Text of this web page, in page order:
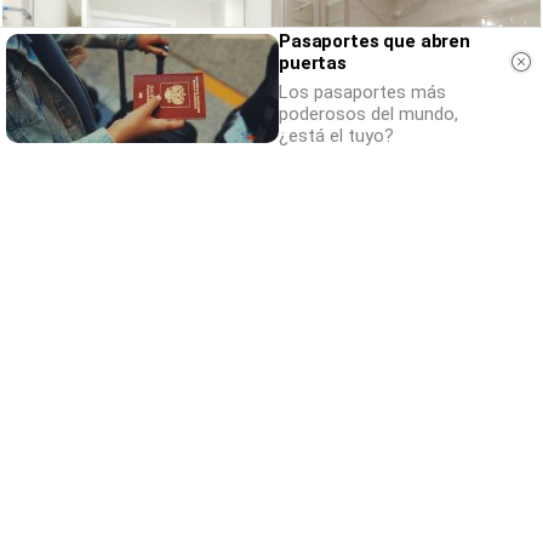
Pasaportes que abren
puertas
Los pasaportes más
poderosos del mundo,
¿está el tuyo?